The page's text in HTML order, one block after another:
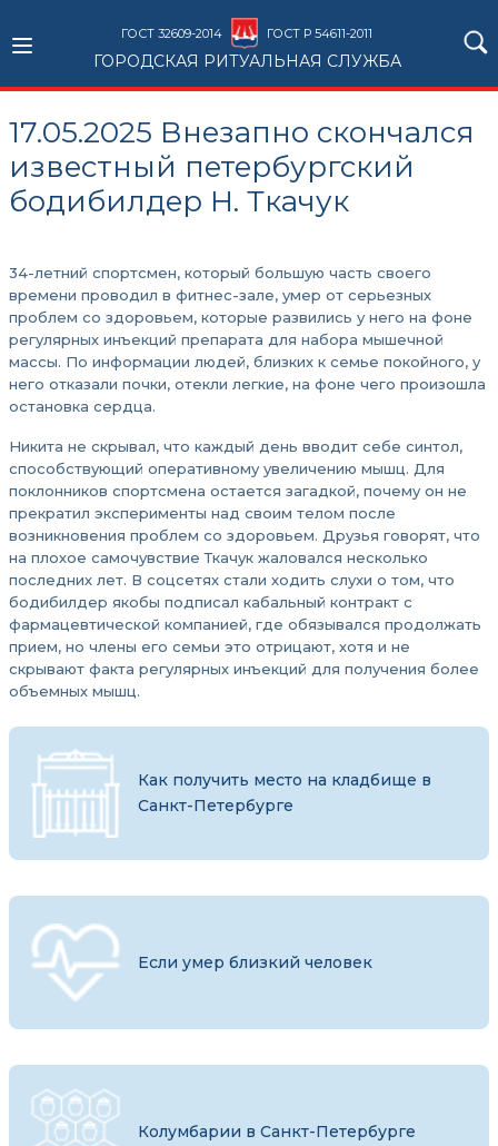
ГОСТ 32609-2014 ГОСТ Р 54611-2011
ГОРОДСКАЯ РИТУАЛЬНАЯ СЛУЖБА
17.05.2025 Внезапно скончался
известный петербургский
бодибилдер Н. Ткачук
34-летний спортсмен, который большую часть своего
времени проводил в фитнес-зале, умер от серьезных
проблем со здоровьем, которые развились у него на фоне
регулярных инъекций препарата для набора мышечной
массы. По информации людей, близких к семье покойного, у
него отказали почки, отекли легкие, на фоне чего произошла
остановка сердца.
Никита не скрывал, что каждый день вводит себе синтол,
способствующий оперативному увеличению мышц. Для
поклонников спортсмена остается загадкой, почему он не
прекратил эксперименты над своим телом после
возникновения проблем со здоровьем. Друзья говорят, что
на плохое самочувствие Ткачук жаловался несколько
последних лет. В соцсетях стали ходить слухи о том, что
бодибилдер якобы подписал кабальный контракт с
фармацевтической компанией, где обязывался продолжать
прием, но члены его семьи это отрицают, хотя и не
скрывают факта регулярных инъекций для получения более
объемных мышц.
Как получить место на кладбище в
Санкт-Петербурге
Если умер близкий человек
Колумбарии в Санкт-Петербурге